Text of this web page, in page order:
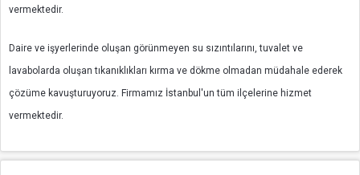
vermektedir.
Daire ve işyerlerinde oluşan görünmeyen su sızıntılarını, tuvalet ve
lavabolarda oluşan tıkanıklıkları kırma ve dökme olmadan müdahale ederek
çözüme kavuşturuyoruz. Firmamız İstanbul'un tüm ilçelerine hizmet
vermektedir.